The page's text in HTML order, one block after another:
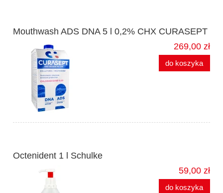
Mouthwash ADS DNA 5 l 0,2% CHX CURASEPT
269,00 zł
do koszyka
Octenident 1 l Schulke
59,00 zł
do koszyka